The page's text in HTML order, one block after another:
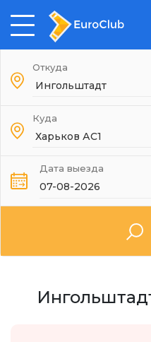
Откуда
Куда
Дата выезда